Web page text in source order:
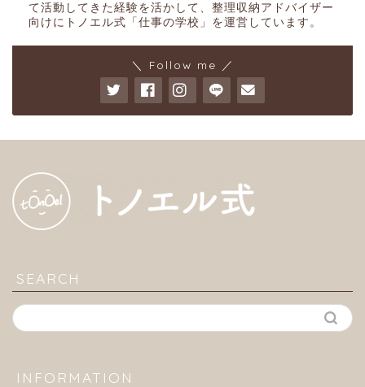
て活動してきた経験を活かして、整理収納アドバイザー
向けにトノエル式「仕事の学校」を運営しています。
＼ Follow me ／
SEARCH
INFORMATION